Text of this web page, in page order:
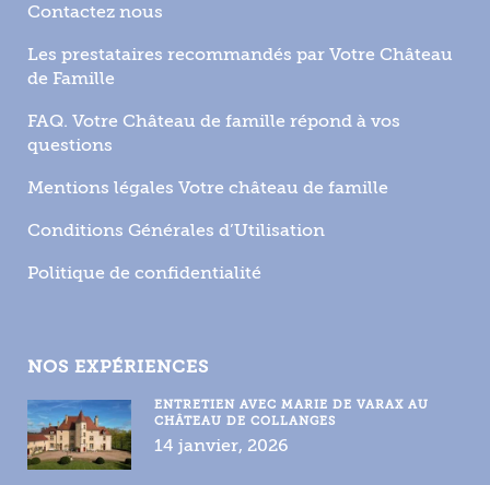
Contactez nous
Les prestataires recommandés par Votre Château
de Famille
FAQ. Votre Château de famille répond à vos
questions
Mentions légales Votre château de famille
Conditions Générales d’Utilisation
Politique de confidentialité
NOS EXPÉRIENCES
ENTRETIEN AVEC MARIE DE VARAX AU
CHÂTEAU DE COLLANGES
14 janvier, 2026